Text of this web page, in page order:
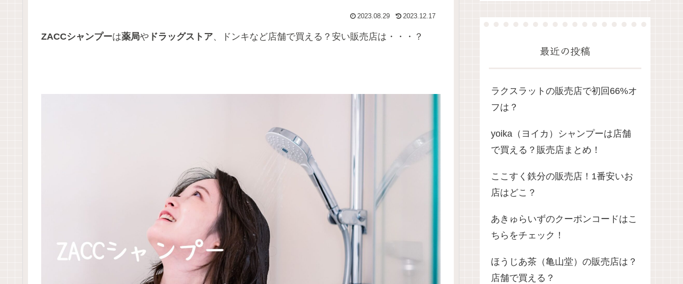
2023.08.29 2023.12.17
ZACCシャンプーは薬局や ドラッグストア、ドンキなど店舗で買える？安い販売店は・・・？
最近の投稿
ラクスラットの販売店で初回66%オ
フは？
yoika（ヨイカ）シャンプーは店舗
で買える？販売店まとめ！
ここすく鉄分の販売店！1番安いお
店はどこ？
あきゅらいずのクーポンコードはこ
ちらをチェック！
ほうじあ茶（亀山堂）の販売店は？
店舗で買える？